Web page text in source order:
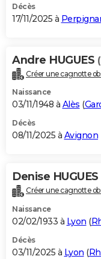
Décès
17/11/2025 à
Andre HUGUES
Créer une cagnotte
Naissance
03/11/1948 à Alès (
Décès
08/11/2025 à Avignon
Denise HUGUES
Créer une cagnotte
Naissance
02/02/1933 à Lyon (
Décès
03/11/2025 à Lyon (